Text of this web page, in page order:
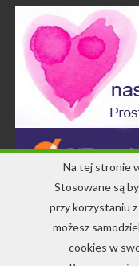
Kontakt
Na tej stronie
Stosowane są
przy korzystaniu
możesz
cookies w